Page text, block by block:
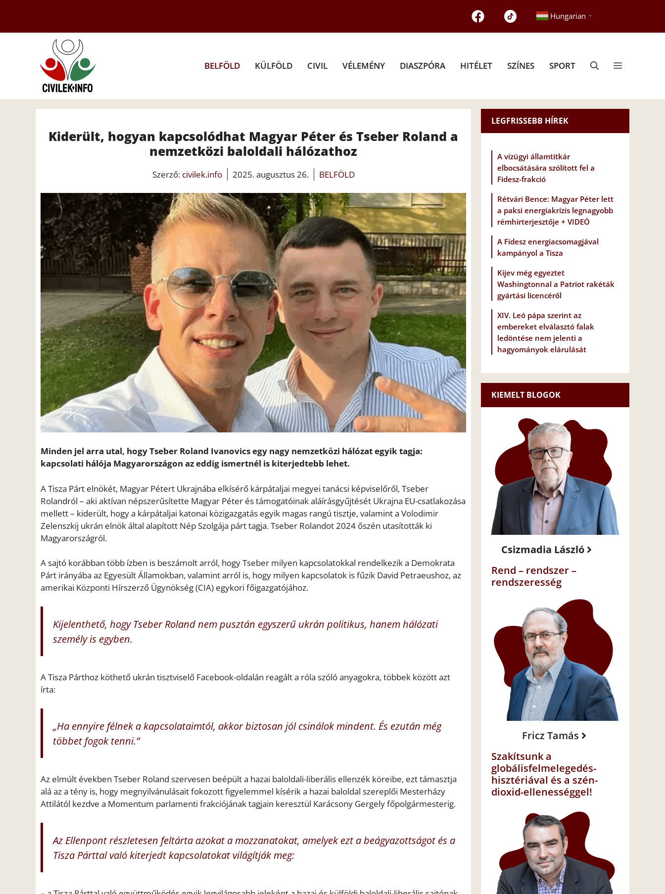
tartalomba
Hungarian ▼
BELFÖLD KÜLFÖLD CIVIL VÉLEMÉNY DIASZPÓRA HITÉLET SZÍNES SPORT
Kiderült, hogyan kapcsolódhat Magyar Péter és Tseber Roland a
nemzetközi baloldali hálózathoz
Szerző: civilek.info 2025. augusztus 26. BELFÖLD
Minden jel arra utal, hogy Tseber Roland Ivanovics egy nagy nemzetközi hálózat egyik tagja:
kapcsolati hálója Magyarországon az eddig ismertnél is kiterjedtebb lehet.
A Tisza Párt elnökét, Magyar Pétert Ukrajnába elkísérő kárpátaljai megyei tanácsi képviselőről, Tseber
Rolandról – aki aktívan népszerűsítette Magyar Péter és támogatóinak aláírásgyűjtését Ukrajna EU-csatlakozása
mellett – kiderült, hogy a kárpátaljai katonai közigazgatás egyik magas rangú tisztje, valamint a Volodimir
Zelenszkij ukrán elnök által alapított Nép Szolgája párt tagja. Tseber Rolandot 2024 őszén utasították ki
Magyarországról.
A sajtó korábban több ízben is beszámolt arról, hogy Tseber milyen kapcsolatokkal rendelkezik a Demokrata
Párt irányába az Egyesült Államokban, valamint arról is, hogy milyen kapcsolatok is fűzik David Petraeushoz, az
amerikai Központi Hírszerző Ügynökség (CIA) egykori főigazgatójához.
Kijelenthető, hogy Tseber Roland nem pusztán egyszerű ukrán politikus, hanem hálózati
személy is egyben.
A Tisza Párthoz köthető ukrán tisztviselő Facebook-oldalán reagált a róla szóló anyagokra, többek között azt
írta:
„Ha ennyire félnek a kapcsolataimtól, akkor biztosan jól csinálok mindent. És ezután még
többet fogok tenni.”
Az elmúlt években Tseber Roland szervesen beépült a hazai baloldali-liberális ellenzék köreibe, ezt támasztja
alá az a tény is, hogy megnyilvánulásait fokozott figyelemmel kísérik a hazai baloldal szereplői Mesterházy
Attilától kezdve a Momentum parlamenti frakciójának tagjain keresztül Karácsony Gergely főpolgármesterig.
Az Ellenpont részletesen feltárta azokat a mozzanatokat, amelyek ezt a beágyazottságot és a
Tisza Párttal való kiterjedt kapcsolatokat világítják meg:
LEGFRISSEBB HÍREK
A vízügyi államtitkár
elbocsátására szólított fel a
Fidesz-frakció
Rétvári Bence: Magyar Péter lett
a paksi energiakrízis legnagyobb
rémhírterjesztője + VIDEÓ
A Fidesz energiacsomagjával
kampányol a Tisza
Kijev még egyeztet
Washingtonnal a Patriot rakéták
gyártási licencéről
XIV. Leó pápa szerint az
embereket elválasztó falak
ledöntése nem jelenti a
hagyományok elárulását
KIEMELT BLOGOK
Csizmadia László
Rend – rendszer –
rendszeresség
Fricz Tamás
Szakítsunk a
globálisfelmelegedés-
hisztériával és a szén-
dioxid-ellenességgel!